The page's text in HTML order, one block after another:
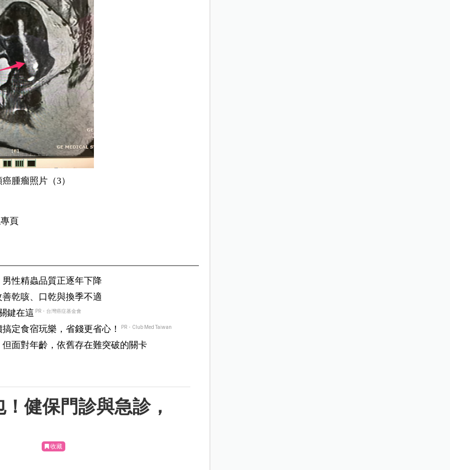
腫瘤照片（3）
頁
性精蟲品質正逐年下降
乾咳、口乾與換季不適
鍵在這 PR・台灣癌症基金會
定食宿玩樂，省錢更省心！ PR・Club Med Taiwan
面對年齡，依舊存在難突破的關卡
健保門診與急診，
收藏